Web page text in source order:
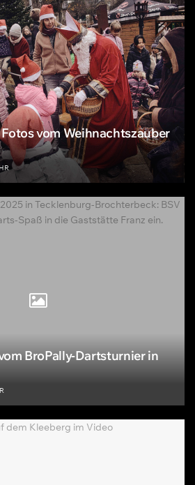
vom Weihnachtszauber
BroPally-Dartsturnier in